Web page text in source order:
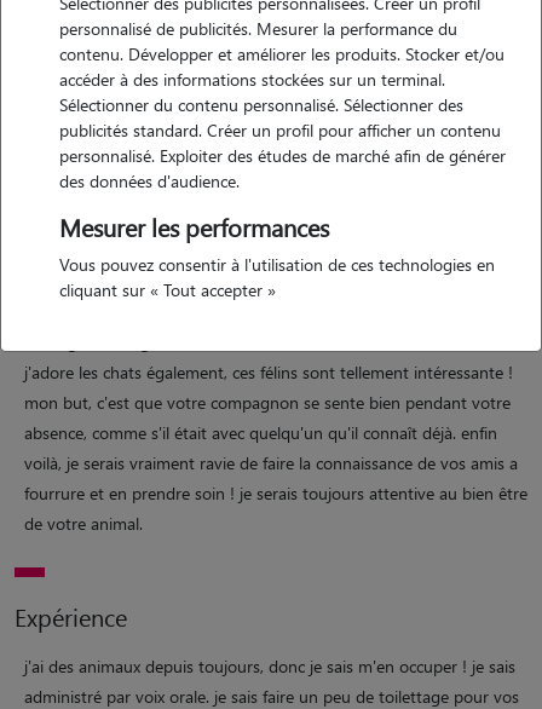
Motivation
déjà bonjour ! je m'inscris dans ce domaine pour me faire un peu
d'argent de poche et de prendre soin de petites boules de poils
adorable ! je m'appelle donc catinca, je suis quelqu'un de patient,
calme et attentionné, et je fais toujours en sorte que chaque animal
se sente en confiance avec moi. je parle plusieurs langues (si besoin),
je sais m'occuper de chiens et de chats (mais j'aimerais apprendre a
m'occuper aussi des furets et autres bien évidemment). j'accepte tout
animal. mes promenades dure la plupart du temps 1h mais peuvent
j'adore les chats également, ces félins sont tellement intéressante !
mon but, c'est que votre compagnon se sente bien pendant votre
absence, comme s'il était avec quelqu'un qu'il connaît déjà. enfin
voilà, je serais vraiment ravie de faire la connaissance de vos amis a
fourrure et en prendre soin ! je serais toujours attentive au bien être
de votre animal.
Expérience
j'ai des animaux depuis toujours, donc je sais m'en occuper ! je sais
administré par voix orale. je sais faire un peu de toilettage pour vos
personnalisé de publicités. Mesurer la performance du
contenu. Développer et améliorer les produits. Stocker et/ou
accéder à des informations stockées sur un terminal.
Sélectionner du contenu personnalisé. Sélectionner des
publicités standard. Créer un profil pour afficher un contenu
personnalisé. Exploiter des études de marché afin de générer
des données d'audience.
Mesurer les performances
Vous pouvez consentir à l'utilisation de ces technologies en
cliquant sur « Tout accepter »